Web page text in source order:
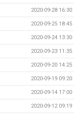
2020-09-28 16:30
2020-09-25 18:45
2020-09-24 13:30
2020-09-23 11:35
2020-09-20 14:25
2020-09-19 09:20
2020-09-14 17:00
2020-09-12 09:19